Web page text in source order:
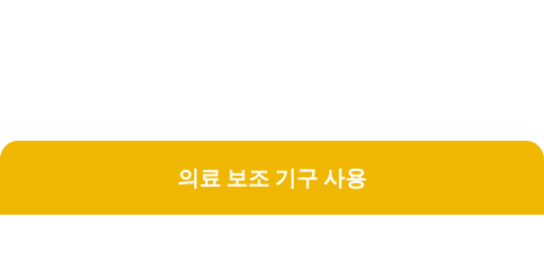
의료 보조 기구 사용